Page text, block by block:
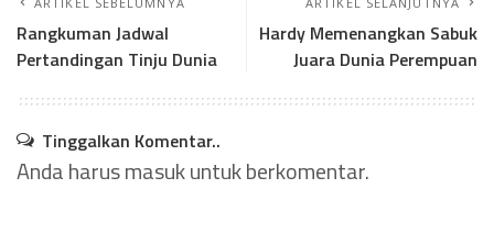
Rangkuman Jadwal
Pertandingan Tinju Dunia
Hardy Memenangkan Sabuk
Juara Dunia Perempuan
Tinggalkan Komentar..
Anda harusmasukuntuk berkomentar.